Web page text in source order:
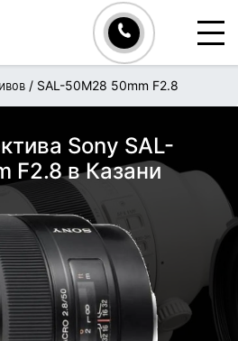
/ SAL-50M28 50mm F2.8
Sony SAL-
F2.8 в Казани